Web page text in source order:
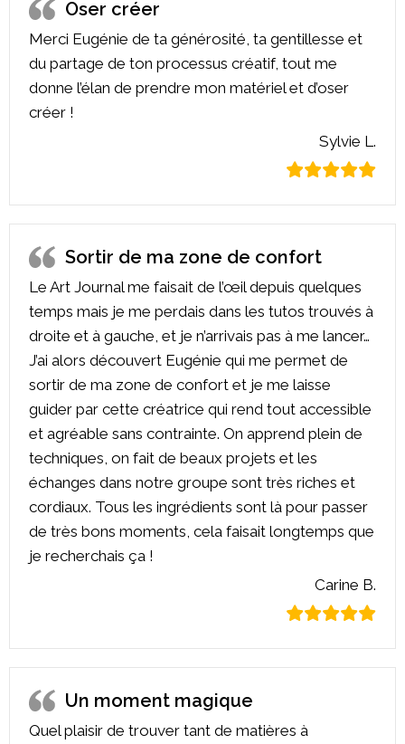
Oser créer
Merci Eugénie de ta générosité, ta gentillesse et
du partage de ton processus créatif, tout me
donne l’élan de prendre mon matériel et d’oser
créer !
Sylvie L.
Sortir de ma zone de confort
Le Art Journal me faisait de l’œil depuis quelques
temps mais je me perdais dans les tutos trouvés à
droite et à gauche, et je n’arrivais pas à me lancer…
J’ai alors découvert Eugénie qui me permet de
sortir de ma zone de confort et je me laisse
guider par cette créatrice qui rend tout accessible
et agréable sans contrainte. On apprend plein de
techniques, on fait de beaux projets et les
échanges dans notre groupe sont très riches et
cordiaux. Tous les ingrédients sont là pour passer
de très bons moments, cela faisait longtemps que
je recherchais ça !
Carine B.
Un moment magique
Quel plaisir de trouver tant de matières à